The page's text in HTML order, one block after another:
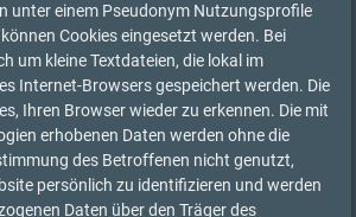
unter einem Pseudonym Nutzungsprofile
Cookies eingesetzt werden. Bei
um kleine Textdateien, die lokal im
Internet-Browsers gespeichert werden. Die
Ihren Browser wieder zu erkennen. Die mit
erhobenen Daten werden ohne die
des Betroffenen nicht genutzt,
persönlich zu identifizieren und werden
Daten über den Träger des